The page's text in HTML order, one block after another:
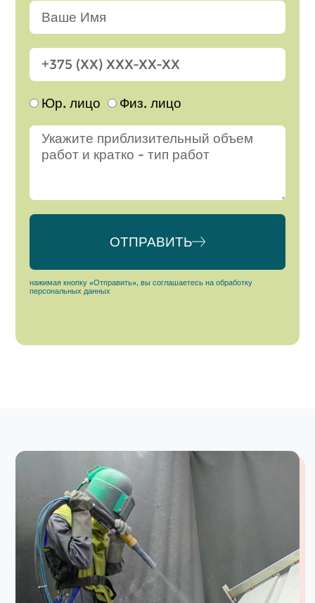
Юр. лицо Физ. лицо
ОТПРАВИТЬ
нажимая кнопку «Отправить», вы соглашаетесь на обработку
персональных данных